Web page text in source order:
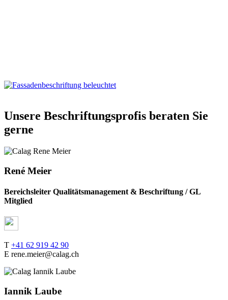
Unsere Beschriftungsprofis beraten Sie
gerne
René Meier
Bereichsleiter Qualitätsmanagement & Beschriftung / GL
Mitglied
T +41 62 919 42 90
E rene.meier@calag.ch
Iannik Laube